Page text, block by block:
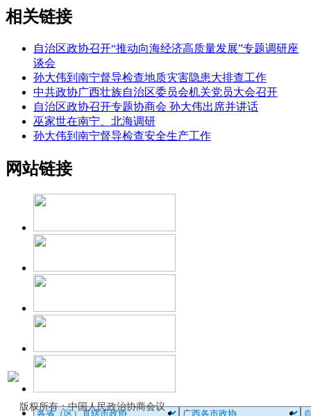
相关链接
自治区政协召开“推动向海经济高质量发展”专题调研座
谈会
孙大伟到南宁督导检查地质灾害隐患大排查工作
中共政协广西壮族自治区委员会机关党员大会召开
自治区政协召开专题协商会 孙大伟出席并讲话
巫家世在南宁、北海调研
孙大伟到南宁督导检查安全生产工作
网站链接
版权所有：中国人民政治协商会议